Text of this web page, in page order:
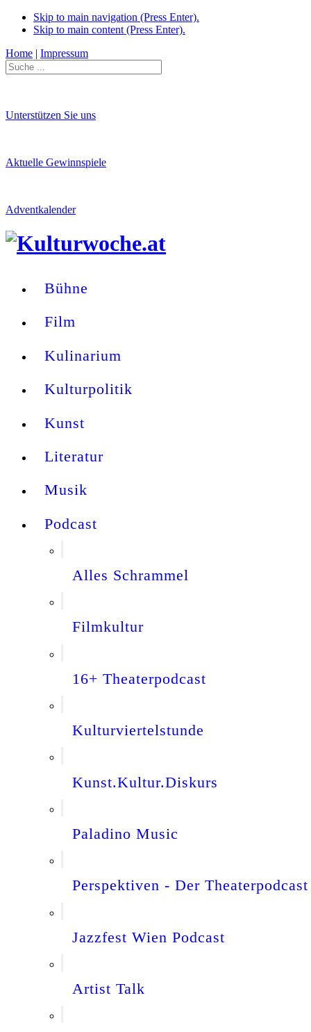
Skip to main navigation (Press Enter).
Skip to main content (Press Enter).
Home | Impressum
Unterstützen Sie uns
Aktuelle Gewinnspiele
Adventkalender
Bühne
Film
Kulinarium
Kulturpolitik
Kunst
Literatur
Musik
Podcast
Alles Schrammel
Filmkultur
16+ Theaterpodcast
Kulturviertelstunde
Kunst.Kultur.Diskurs
Paladino Music
Perspektiven - Der Theaterpodcast
Jazzfest Wien Podcast
Artist Talk